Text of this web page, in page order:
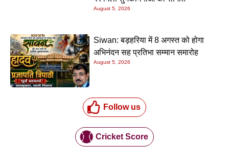
August 5, 2026
Siwan: बड़हरिया में 8 अगस्त को होगा
अभिनंदन सह प्रतिभा सम्मान समारोह
August 5, 2026
Follow us
Cricket Score